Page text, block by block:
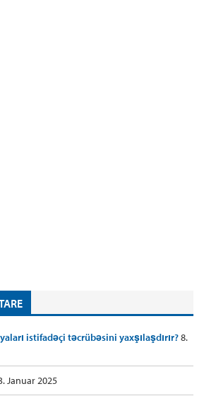
istifadəçi təcrübəsini yaxşılaşdırır?8.
Januar 2025